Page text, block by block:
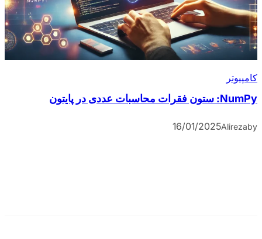
کامپیوتر
NumPy: ستون فقرات محاسبات عددی در پایتون
by
Alireza
16/01/2025